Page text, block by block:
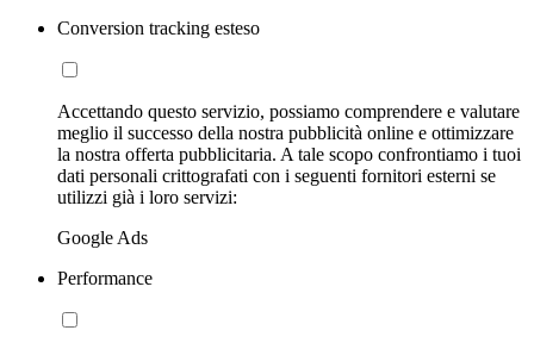
Conversion tracking esteso
Accettando questo servizio, possiamo comprendere e valutare
meglio il successo della nostra pubblicità online e ottimizzare
la nostra offerta pubblicitaria. A tale scopo confrontiamo i tuoi
dati personali crittografati con i seguenti fornitori esterni se
utilizzi già i loro servizi:
Google Ads
Performance